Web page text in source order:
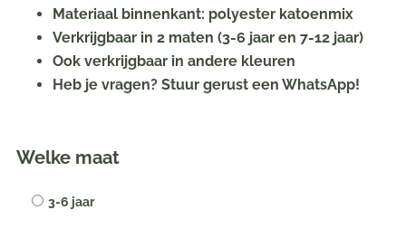
Materiaal binnenkant: polyester katoenmix
Verkrijgbaar in 2 maten (3-6 jaar en 7-12 jaar)
Ook verkrijgbaar in andere kleuren
Heb je vragen? Stuur gerust een WhatsApp!
Welke maat
3-6 jaar
Vintage
zonnehoedje